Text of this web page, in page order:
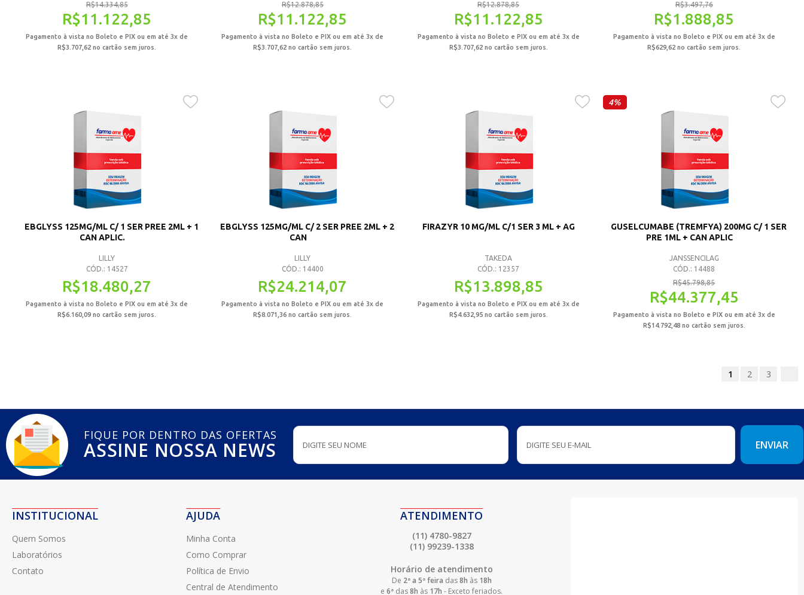
R$14.334,85
R$11.122,85
Pagamento à vista no Boleto e PIX ou em até 3x de
R$3.707,62 no cartão sem juros.
R$12.878,85
R$11.122,85
Pagamento à vista no Boleto e PIX ou em até 3x de
R$3.707,62 no cartão sem juros.
R$12.878,85
R$11.122,85
Pagamento à vista no Boleto e PIX ou em até 3x de
R$3.707,62no cartão sem juros.
R$3.497,76
R$1.888,85
Pagamento à vista no Boleto e PIX ou em até 3x de
R$629,62 no cartão sem juros.
EBGLYSS 125MG/ML C/ 1 SER PREE 2ML + 1
CAN APLIC.
LILLY
CÓD.: 14527
R$18.480,27
Pagamento à vista no Boleto e PIX ou em até 3x de
R$6.160,09 no cartão sem juros.
EBGLYSS 125MG/ML C/ 2 SER PREE 2ML + 2
CAN
LILLY
CÓD.: 14400
R$24.214,07
Pagamento à vista no Boleto e PIX ou em até 3x de
R$8.071,36 no cartão sem juros.
FIRAZYR 10 MG/ML C/1 SER 3 ML + AG
TAKEDA
CÓD.: 12357
R$13.898,85
Pagamento à vista no Boleto e PIX ou em até 3x de
R$4.632,95no cartão sem juros.
4%
GUSELCUMABE (TREMFYA) 200MG C/ 1 SER
PRE 1ML + CAN APLIC
JANSSENCILAG
CÓD.: 14488
R$45.798,85
R$44.377,45
Pagamento à vista no Boleto e PIX ou em até 3x de
R$14.792,48no cartão sem juros.
1 2 3
FIQUE POR DENTRO DAS OFERTAS
ASSINE NOSSA NEWS
INSTITUCIONAL
Quem Somos
Laboratórios
Contato
AJUDA
Minha Conta
Como Comprar
Política de Envio
Central de Atendimento
ATENDIMENTO
(11) 4780-9827
(11) 99239-1338
Horário de atendimento
De 2ª a 5ª feira das8h às 18h
e6ª das8h às 17h - Exceto feriados.